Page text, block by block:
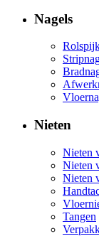
Nagels
Nieten
Nieten
Nieten
Nieten
Tangen